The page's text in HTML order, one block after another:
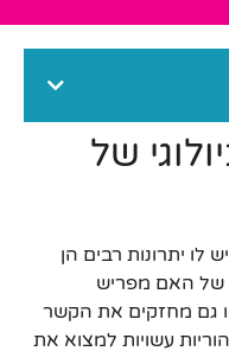
של
לו יתרונות רבים הן
של האם מפריש
גם מחזקים את הקשר
עשויות למצוא את